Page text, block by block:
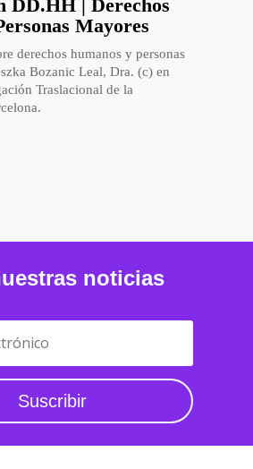
DD.HH | Derechos
Mayores
derechos humanos y personas
Bozanic Leal, Dra. (c) en
Traslacional de la
Suscribir